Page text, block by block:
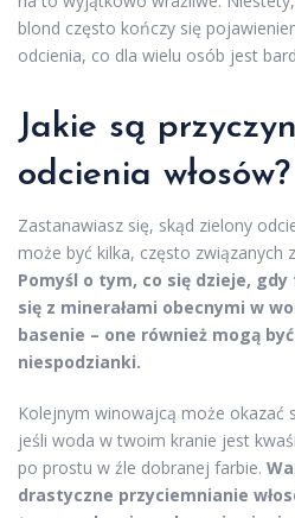
blond często kończy się
odcienia, co dla wielu osób jest
Jakie są
odcienia włosów?
Zastanawiasz się, skąd zielony
może być kilka, często związanych
Pomyśl o tym, co się dzieje,
się z minerałami obecnymi w
basenie – one również mogą
niespodzianki.
Kolejnym winowajcą może okazać
jeśli woda w twoim kranie jest
po prostu w źle dobranej farbie.
drastyczne przyciemnianie